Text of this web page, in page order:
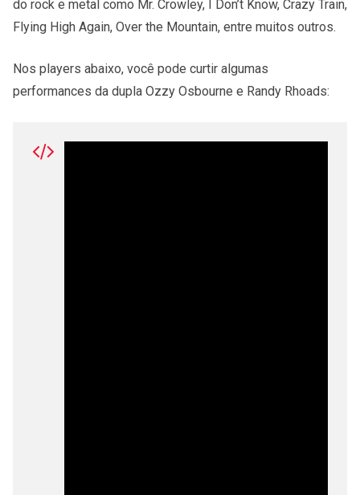
do rock e metal como Mr. Crowley, I Don’t Know, Crazy Train,
Flying High Again, Over the Mountain, entre muitos outros.
Nos players abaixo, você pode curtir algumas
performances da dupla Ozzy Osbourne e Randy Rhoads: